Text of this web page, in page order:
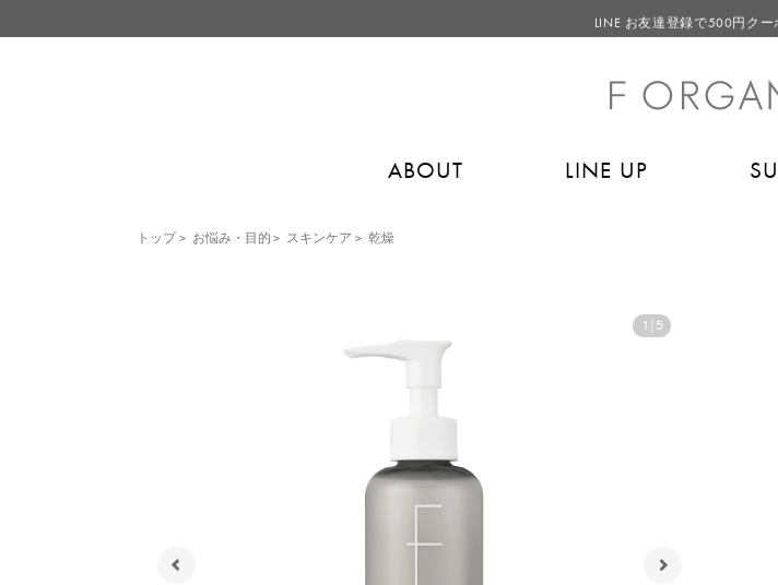
LINE お友達登録で500円クー
【重要】お盆期間中のお問い合わせ
LINE お友達登録で500円ク
ABOUT LINE UP
トップ > お悩み・目的 > スキンケア > 乾燥
1 5